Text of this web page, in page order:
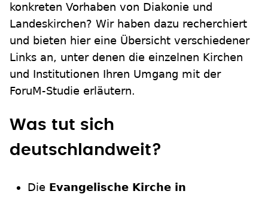
konkreten Vorhaben von Diakonie und
Landeskirchen? Wir haben dazu recherchiert
und bieten hier eine Übersicht verschiedener
Links an, unter denen die einzelnen Kirchen
und Institutionen Ihren Umgang mit der
ForuM-Studie erläutern.
Was tut sich
deutschlandweit?
Die Evangelische Kirche in